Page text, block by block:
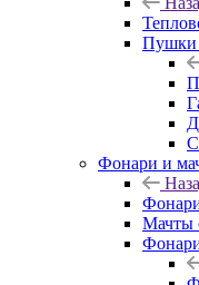
Пушки
Фонари и
Мачты